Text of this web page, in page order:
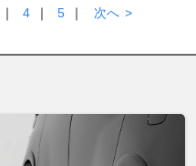
｜ 4 ｜ 5 ｜ 次へ >